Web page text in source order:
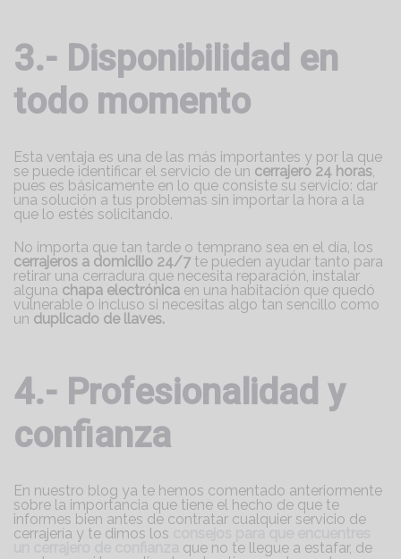
3.- Disponibilidad en
todo momento
Esta ventaja es una de las más importantes y por la que
se puede identificar el servicio de un cerrajero 24 horas,
pues es básicamente en lo que consiste su servicio: dar
una solución a tus problemas sin importar la hora a la
que lo estés solicitando.
No importa que tan tarde o temprano sea en el día, los
cerrajeros a domicilio 24/7 te pueden ayudar tanto para
retirar una cerradura que necesita reparación, instalar
alguna chapa electrónica en una habitación que quedó
vulnerable o incluso si necesitas algo tan sencillo como
un duplicado de llaves.
4.- Profesionalidad y
confianza
En nuestro blog ya te hemos comentado anteriormente
sobre la importancia que tiene el hecho de que te
informes bien antes de contratar cualquier servicio de
cerrajería y te dimos los
que no te llegue a estafar, de